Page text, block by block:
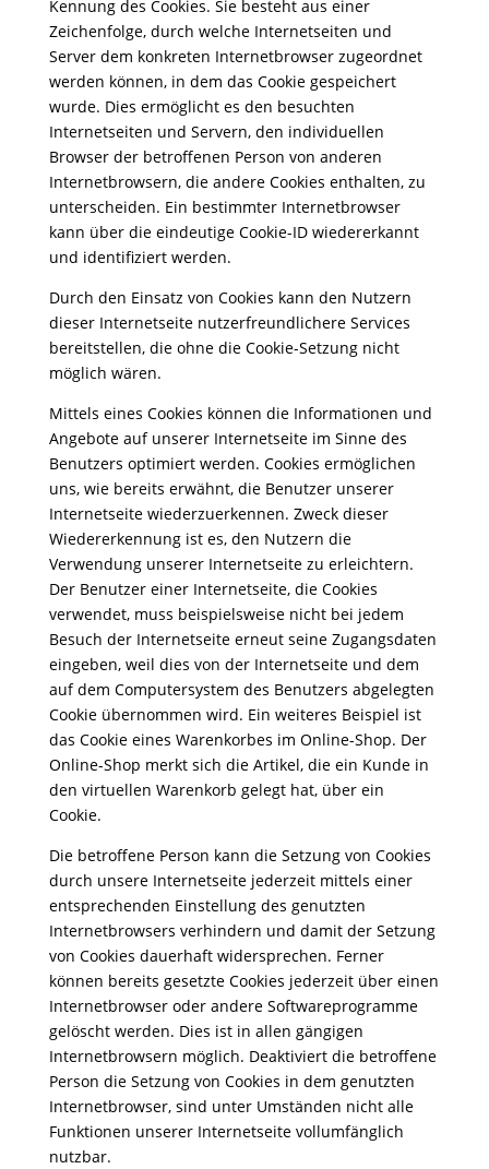
Kennung des Cookies. Sie besteht aus einer
Zeichenfolge, durch welche Internetseiten und
Server dem konkreten Internetbrowser zugeordnet
werden können, in dem das Cookie gespeichert
wurde. Dies ermöglicht es den besuchten
Internetseiten und Servern, den individuellen
Browser der betroffenen Person von anderen
Internetbrowsern, die andere Cookies enthalten, zu
unterscheiden. Ein bestimmter Internetbrowser
kann über die eindeutige Cookie-ID wiedererkannt
und identifiziert werden.
Durch den Einsatz von Cookies kann den Nutzern
dieser Internetseite nutzerfreundlichere Services
bereitstellen, die ohne die Cookie-Setzung nicht
möglich wären.
Mittels eines Cookies können die Informationen und
Angebote auf unserer Internetseite im Sinne des
Benutzers optimiert werden. Cookies ermöglichen
uns, wie bereits erwähnt, die Benutzer unserer
Internetseite wiederzuerkennen. Zweck dieser
Wiedererkennung ist es, den Nutzern die
Verwendung unserer Internetseite zu erleichtern.
Der Benutzer einer Internetseite, die Cookies
verwendet, muss beispielsweise nicht bei jedem
Besuch der Internetseite erneut seine Zugangsdaten
eingeben, weil dies von der Internetseite und dem
auf dem Computersystem des Benutzers abgelegten
Cookie übernommen wird. Ein weiteres Beispiel ist
das Cookie eines Warenkorbes im Online-Shop. Der
Online-Shop merkt sich die Artikel, die ein Kunde in
den virtuellen Warenkorb gelegt hat, über ein
Cookie.
Die betroffene Person kann die Setzung von Cookies
durch unsere Internetseite jederzeit mittels einer
entsprechenden Einstellung des genutzten
Internetbrowsers verhindern und damit der Setzung
von Cookies dauerhaft widersprechen. Ferner
können bereits gesetzte Cookies jederzeit über einen
Internetbrowser oder andere Softwareprogramme
gelöscht werden. Dies ist in allen gängigen
Internetbrowsern möglich. Deaktiviert die betroffene
Person die Setzung von Cookies in dem genutzten
Internetbrowser, sind unter Umständen nicht alle
Funktionen unserer Internetseite vollumfänglich
nutzbar.